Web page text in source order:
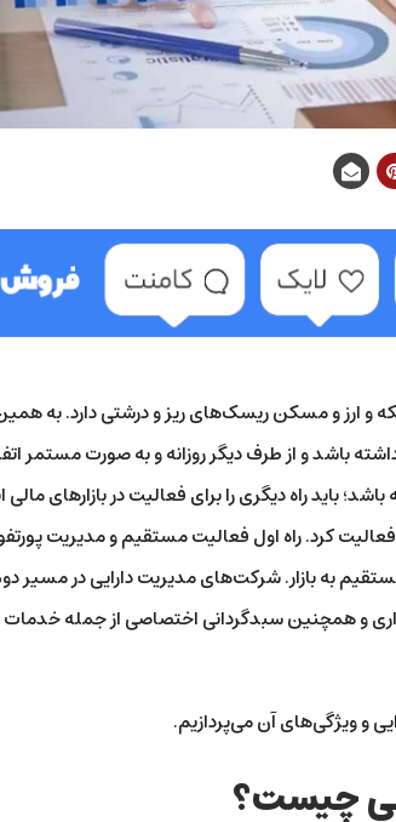
و ارز و مسکن ریسک‌های ریز و درشتی دارد. به
باشد و از طرف دیگر روزانه و به صورت مستمر
باید راه دیگری را برای فعالیت در بازارهای مالی
کرد. راه اول فعالیت مستقیم و مدیریت
به بازار. شرکت‌های مدیریت دارایی در مسیر
و همچنین سبدگردانی اختصاصی از جمله
و ویژگی‌های آن می‌پردازیم.
چیست؟